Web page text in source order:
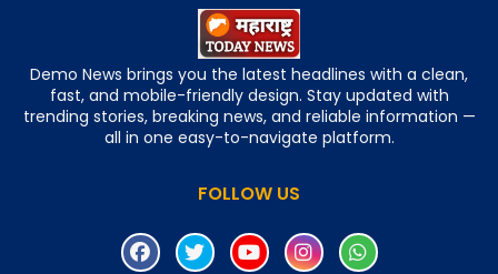
Demo News brings you the latest headlines with a clean,
fast, and mobile-friendly design. Stay updated with
trending stories, breaking news, and reliable information —
all in one easy-to-navigate platform.
FOLLOW US